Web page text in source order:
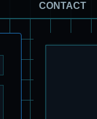
CONTACT
旧キット製